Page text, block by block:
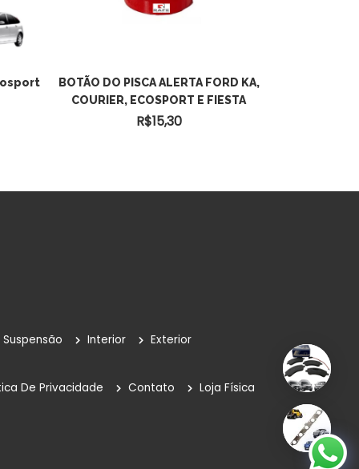
BOTÃO DO PISCA ALERTA FORD KA,
COURIER, ECOSPORT E FIESTA
R$15,30
Suspensão Interior Exterior
De Privacidade Contato Loja Física